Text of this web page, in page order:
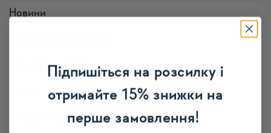
Новини
Реактивна шкіра
Сироватка для обличчя
Підпишіться на розсилку і
отримайте 15% знижки на
перше замовлення!